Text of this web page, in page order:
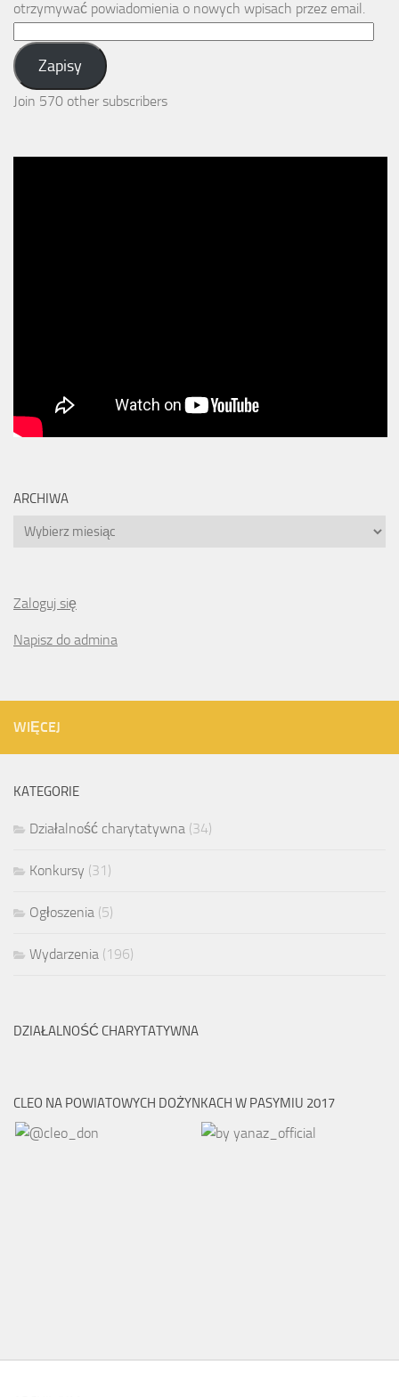
otrzymywać powiadomienia o nowych wpisach przez email.
Address:
Zapisy
Join 570 other subscribers
ARCHIWA
Archiwa
Zaloguj się
Napisz do admina
WIĘCEJ
KATEGORIE
Działalność charytatywna (34)
Konkursy (31)
Ogłoszenia (5)
Wydarzenia (196)
DZIAŁALNOŚĆ CHARYTATYWNA
CLEO NA POWIATOWYCH DOŻYNKACH W PASYMIU 2017